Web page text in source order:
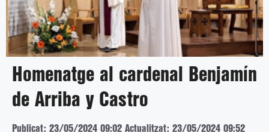
Homenatge al cardenal Benjamín
de Arriba y Castro
Publicat: 23/05/2024 09:02 Actualitzat: 23/05/2024 09:52